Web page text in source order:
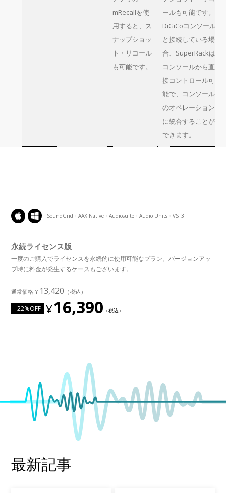
mRecallを使
用すると、ス
ナップショッ
ト・リコール
も可能です。
ールも可能です。
DiGiCoコンソール
と接続している場
合、SuperRackは
コンソールから直
接コントロール可
能で、コンソール
のオペレーション
に統合することが
できます。
SoundGrid・AAX Native・Audiosuite・Audio Units・VST3
永続ライセンス版
一度のご購入でライセンスを永続的に使用可能なプラン。バージョンアッ
プ時に料金が発生するケースもございます。
13,420
-22%OFF 16,390
最新記事